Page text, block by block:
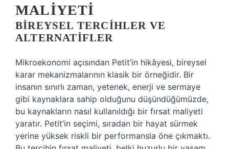
MALIYETI
BIREYSEL TERCIHLER VE
ALTERNATIFLER
Mikroekonomi açısından Petit’in hikâyesi, bireysel
karar mekanizmalarının klasik bir örneğidir. Bir
insanın sınırlı zaman, yetenek, enerji ve sermaye
gibi kaynaklara sahip olduğunu düşündüğümüzde,
bu kaynakların nasıl kullanıldığı bir fırsat maliyeti
yaratır. Petit’in seçimi, sıradan bir hayat sürmek
yerine yüksek riskli bir performansla öne çıkmaktı.